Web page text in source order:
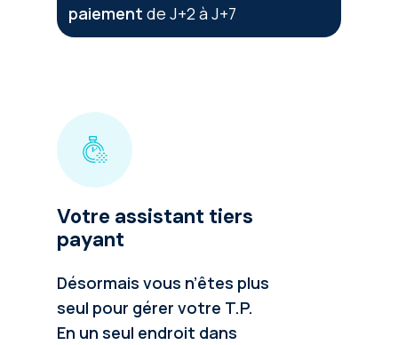
paiement de J+2 à J+7
Votre assistant tiers
payant
Désormais vous n’êtes plus
seul pour gérer votre T.P.
En un seul endroit dans